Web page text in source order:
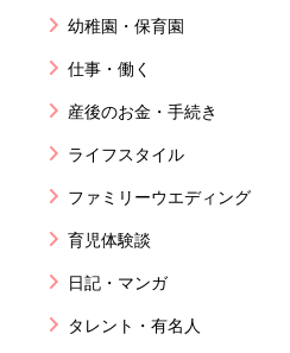
幼稚園・保育園
仕事・働く
産後のお金・手続き
ライフスタイル
ファミリーウエディング
育児体験談
日記・マンガ
タレント・有名人